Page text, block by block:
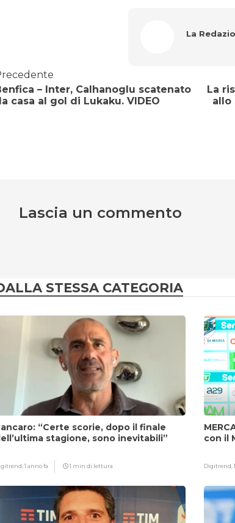
La
– Inter, Calhanoglu scatenato
casa al gol di Lukaku. VIDEO
La
allo
Lascia un commento
STESSA CATEGORIA
“Certe scorie, dopo il finale
stagione, sono inevitabili”
1 anno fa 1 min di lettura
con il
Digitrend,